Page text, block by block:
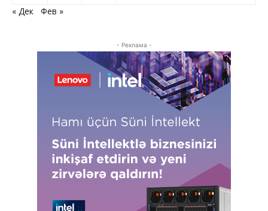
« Дек
Фев »
- Реклама -